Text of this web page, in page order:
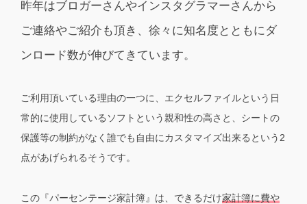
昨年はブロガーさんやインスタグラマーさんから
ご連絡やご紹介も頂き、徐々に知名度とともにダ
ンロード数が伸びてきています。
ご利用頂いている理由の一つに、エクセルファイルという日
常的に使用しているソフトという親和性の高さと、シートの
保護等の制約がなく誰でも自由にカスタマイズ出来るという2
点があげられるそうです。
この『パーセンテージ家計簿』は、できるだけ家計簿に費や